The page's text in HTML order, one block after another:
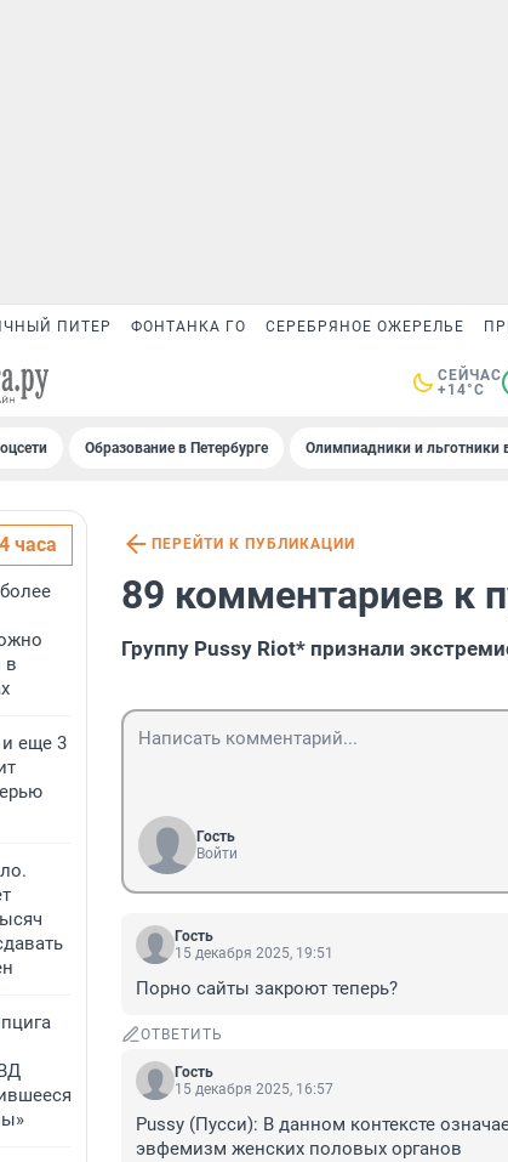
ПИТЕР ФОНТАНКА ГО СЕРЕБРЯНОЕ ОЖЕРЕЛЬЕ
СЕЙЧАС
+14°C
Образование в Петербурге Олимпиадники и льготники
часа
в
и еще 3
ПЕРЕЙТИ К ПУБЛИКАЦИИ
89 комментариев к
Группу Pussy Riot* признали
Гость
Войти
Гость
15 декабря 2025, 19:51
Порно сайты закроют теперь?
ОТВЕТИТЬ
Гость
15 декабря 2025, 16:57
Pussy (Пусси): В данном контексте
эвфемизм женских половых органов